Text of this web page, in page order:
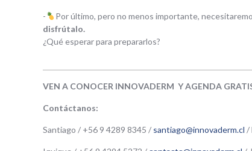
- Por último, pero no menos importante,
disfrútalo.
¿Qué esperar para prepararlos?
VEN A CONOCER INNOVADERM Y AGENDA
Contáctanos:
Santiago / +56 9 4289 8345 / santiago@innovaderm.cl /